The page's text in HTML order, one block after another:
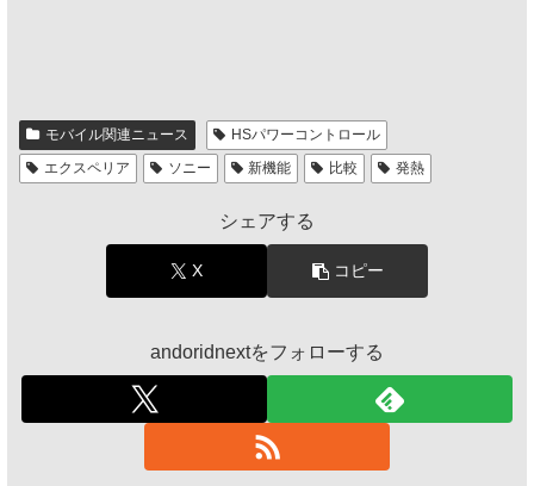
モバイル関連ニュース
HSパワーコントロール
エクスペリア
ソニー 新機能 比較 発熱
シェアする
X コピー
andoridnextをフォローする